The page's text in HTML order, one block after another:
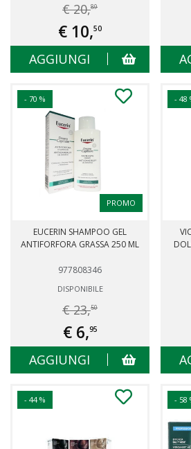
€ 20,89
€ 10,50
AGGIUNGI
- 70 %
PROMO
EUCERIN SHAMPOO GEL
ANTIFORFORA GRASSA 250 ML
977808346
DISPONIBILE
€ 23,50
€ 6,95
AGGIUNGI
- 48
- 44 % - 58